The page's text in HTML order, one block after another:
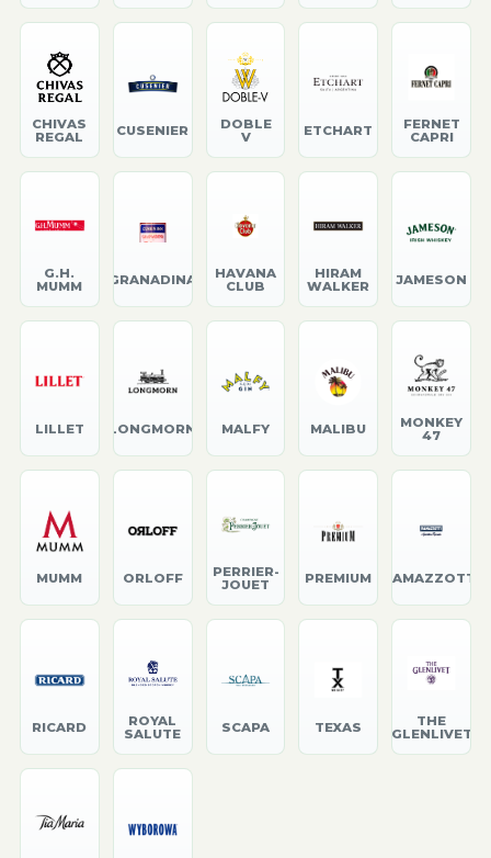
CHIVAS
REGAL
CUSENIER
DOBLE
V
ETCHART
FERNET
CAPRI
G.H.
MUMM
GRANADINA
HAVANA
CLUB
HIRAM
WALKER
JAMESON
LILLET LONGMORN MALFY MALIBU
MONKEY
47
MUMM ORLOFF
PERRIER-
JOUET
PREMIUM RAMAZZOTTI
RICARD
ROYAL
SALUTE
SCAPA TEXAS
THE
GLENLIVET